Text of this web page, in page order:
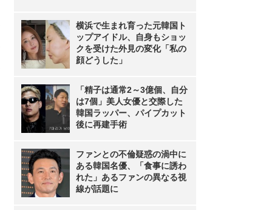
横浜で生まれ育った元韓国ト
ップアイドル、自身もショッ
クを受けた外見の変化「私の
顔どうした」
「精子は通常2～3億個、自分
は7個」美人女優と交際した
韓国ラッパー、パイプカット
後に再建手術
ファンとの不倫疑惑の渦中に
ある韓国名優、「食事に誘わ
れた」あるファンの異なる視
線が話題に